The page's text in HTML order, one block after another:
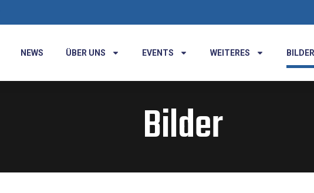
NEWS ÜBER UNS EVENTS WEITERES BILDER
Bilder